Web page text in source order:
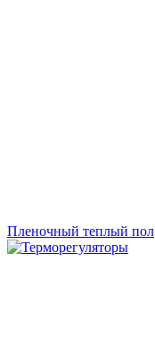
Пленочный теплый пол